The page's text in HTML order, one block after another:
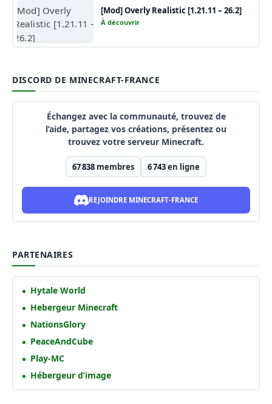
[Mod] Overly Realistic [1.21.11 – 26.2]
À découvrir
DISCORD DE MINECRAFT-FRANCE
Échangez avec la communauté, trouvez de
l’aide, partagez vos créations, présentez ou
trouvez votre serveur Minecraft.
67 838 membres 6 743en ligne
REJOINDRE MINECRAFT-FRANCE
PARTENAIRES
Hytale World
Hebergeur Minecraft
NationsGlory
PeaceAndCube
Play-MC
Hébergeur d’image